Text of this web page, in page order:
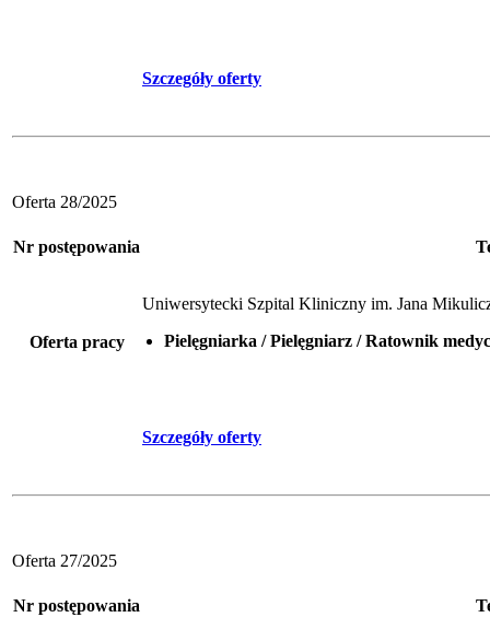
Szczegóły oferty
Oferta 28/2025
Nr postępowania
Oferta pracy
Uniwersytecki Szpital Kliniczny im. Jana
Pielęgniarka / Pielęgniarz / Ratownik
Szczegóły oferty
Oferta 27/2025
Nr postępowania